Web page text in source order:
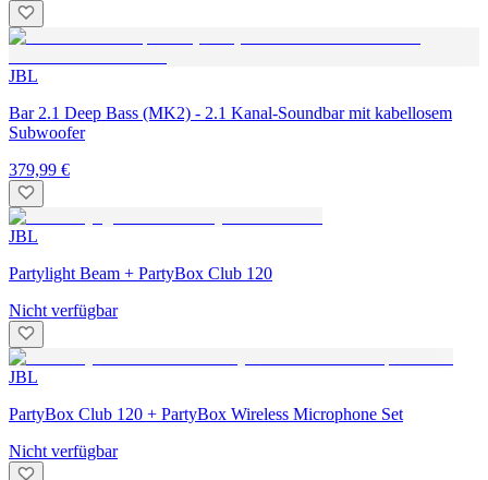
JBL
Bar 2.1 Deep Bass (MK2) - 2.1 Kanal-Soundbar mit kabellosem
Subwoofer
379,99 €
JBL
Partylight Beam + PartyBox Club 120
Nicht verfügbar
JBL
PartyBox Club 120 + PartyBox Wireless Microphone Set
Nicht verfügbar